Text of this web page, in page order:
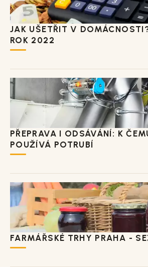
JAK UŠETŘIT V
ROK 2022
PŘEPRAVA I ODSÁVÁNÍ: K
POUŽÍVÁ POTRUBÍ
FARMÁŘSKÉ TRHY PRAHA -